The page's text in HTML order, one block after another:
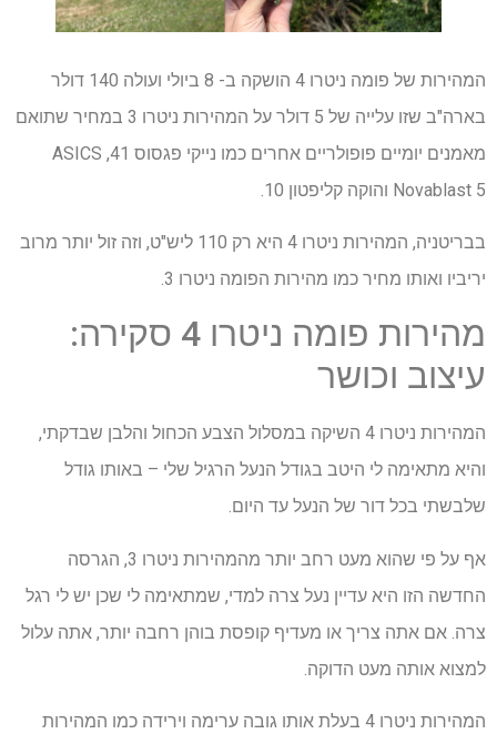
המהירות של פומה ניטרו 4 הושקה ב- 8 ביולי ועולה 140 דולר
בארה"ב שזו עלייה של 5 דולר על המהירות ניטרו 3 במחיר שתואם
מאמנים יומיים פופולריים אחרים כמו נייקי פגסוס 41, ASICS
Novablast 5 והוקה קליפטון 10.
בבריטניה, המהירות ניטרו 4 היא רק 110 ליש"ט, וזה זול יותר מרוב
יריביו ואותו מחיר כמו מהירות הפומה ניטרו 3.
מהירות פומה ניטרו 4 סקירה:
עיצוב וכושר
המהירות ניטרו 4 השיקה במסלול הצבע הכחול והלבן שבדקתי,
והיא מתאימה לי היטב בגודל הנעל הרגיל שלי – באותו גודל
שלבשתי בכל דור של הנעל עד היום.
אף על פי שהוא מעט רחב יותר מהמהירות ניטרו 3, הגרסה
החדשה הזו היא עדיין נעל צרה למדי, שמתאימה לי שכן יש לי רגל
צרה. אם אתה צריך או מעדיף קופסת בוהן רחבה יותר, אתה עלול
למצוא אותה מעט הדוקה.
המהירות ניטרו 4 בעלת אותו גובה ערימה וירידה כמו המהירות